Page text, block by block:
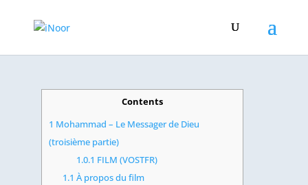
Contents
1 Mohammad – Le Messager de Dieu
(troisième partie)
1.0.1 FILM (VOSTFR)
1.1 À propos du film